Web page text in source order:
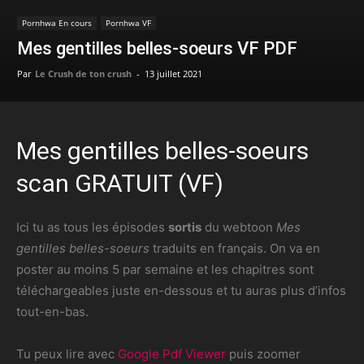
Pornhwa En cours Pornhwa VF
Mes gentilles belles-soeurs VF PDF
Par Le Crush de ton crush - 13 juillet 2021
Mes gentilles belles-soeurs
scan GRATUIT (VF)
Ici tu as tous les épisodes sortis du webtoon Mes
gentilles belles-soeurs traduits en français. On va en
poster au moins 5 par semaine et les chapitres sont
téléchargeables juste en-dessous et tu auras plus d’infos
tout-en-bas.
Tu peux lire avec Google Pdf Viewer puis zoomer